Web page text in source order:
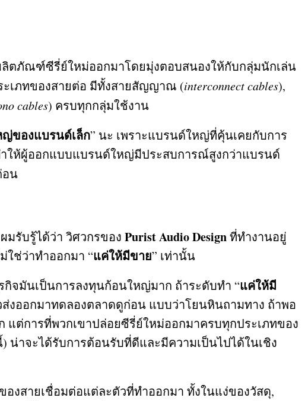
ลิตภัณฑ์ซีรี่ย์ใหม่ออกมาโดยมุ่งตอบสนองให้กับกลุ่มนักเล่น
ะเภทของสายต่อ มีทั้งสายสัญญาณ (interconnect cables),
cables) ครบทุกกลุ่มใช้งาน
ของแบรนด์เล็ก” นะ เพราะแบรนด์ใหญ่ที่คุ้นเคยกับการ
ให้ผู้ออกแบบแบรนด์ใหญ่มีประสบการณ์สูงกว่าแบรนด์
อน
มรับรู้ได้ว่า วิศวกรของ Purist Audio Designที่ทำงานอยู่
ช่ว่าทำออกมา “แค่ให้มีขาย” เท่านั้น
จมันเป็นการลงทุนก้อนใหญ่มาก ถ้าระดับทำ “แค่ให้มี
งออกมาทดลองตลาดดูก่อน แบบว่าโยนหินถามทาง ถ้าพอ
แต่การที่พวกเขาปล่อยซีรี่ย์ใหม่ออกมาครบทุกประเภทของ
) น่าจะได้รับการต้อนรับที่ดีและมีความเป็นไปได้ในเชิง
ของสายเชื่อมต่อแต่ละตัวที่ทำออกมา ทั้งในแง่ของวัสดุ,